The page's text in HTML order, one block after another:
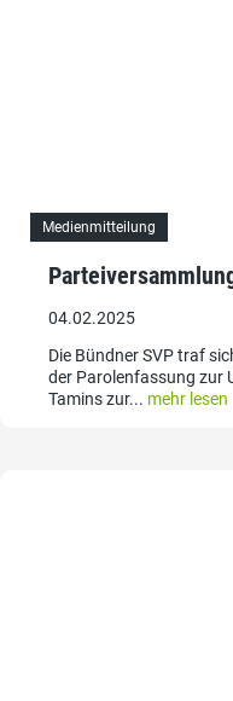
Medienmitteilung
04.02.2025
Die Bündner SVP traf
der Parolenfassung zur
Tamins zur... mehr lesen